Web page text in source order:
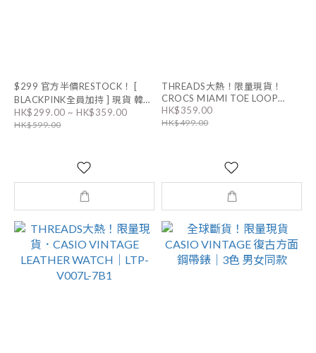
$299 官方半價RESTOCK！ [
BLACKPINK全員加持 ] 現貨 韓國
輕奢品牌 LLOYD TENNIS
BRACELET 連盒
HK$299.00 ~ HK$359.00
HK$599.00
THREADS大熱！限量現貨！
CROCS MIAMI TOE LOOP
SANDALS｜2色
HK$359.00
HK$499.00